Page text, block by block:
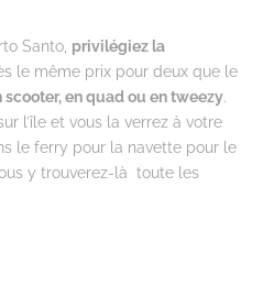
Santo, privilégiez la
le même prix pour deux que le
scooter, en quad ou en tweezy.
l’île et vous la verrez à votre
le ferry pour la navette pour le
y trouverez-là toute les